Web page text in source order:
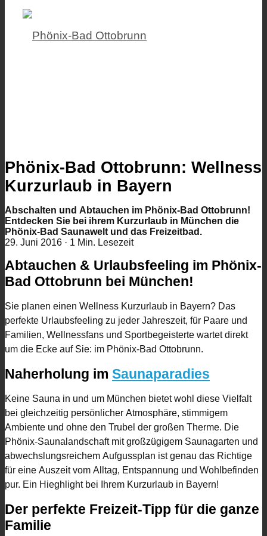
Phönix-Bad Ottobrunn: Wellness
Kurzurlaub in Bayern
Abschalten und Abtauchen im Phönix-Bad Ottobrunn!
Entdecken Sie bei ihrem Kurzurlaub in München die
Phönix-Bad Saunawelt und das Freizeitbad.
29. Juni 2016 · 1 Min. Lesezeit
Abtauchen & Urlaubsfeeling im Phönix-
Bad Ottobrunn bei München!
Sie planen einen Wellness Kurzurlaub in Bayern? Das
perfekte Urlaubsfeeling zu jeder Jahreszeit, für Paare und
Familien, Wellnessfans und Sportbegeisterte wartet direkt
um die Ecke auf Sie: im Phönix-Bad Ottobrunn.
Naherholung im Saunaparadies
Keine Sauna in und um München bietet wohl diese Vielfalt
bei gleichzeitig persönlicher Atmosphäre, stimmigem
Ambiente und ohne den Trubel der großen Therme. Die
Phönix-Saunalandschaft mit großzügigem Saunagarten und
abwechslungsreichem Aufgussplan ist genau das Richtige
für eine Auszeit vom Alltag, Entspannung und Wohlbefinden
pur. Ein Hieghlight bei Ihrem Kurzurlaub in Bayern!
Der perfekte Freizeit-Tipp für die ganze
Familie